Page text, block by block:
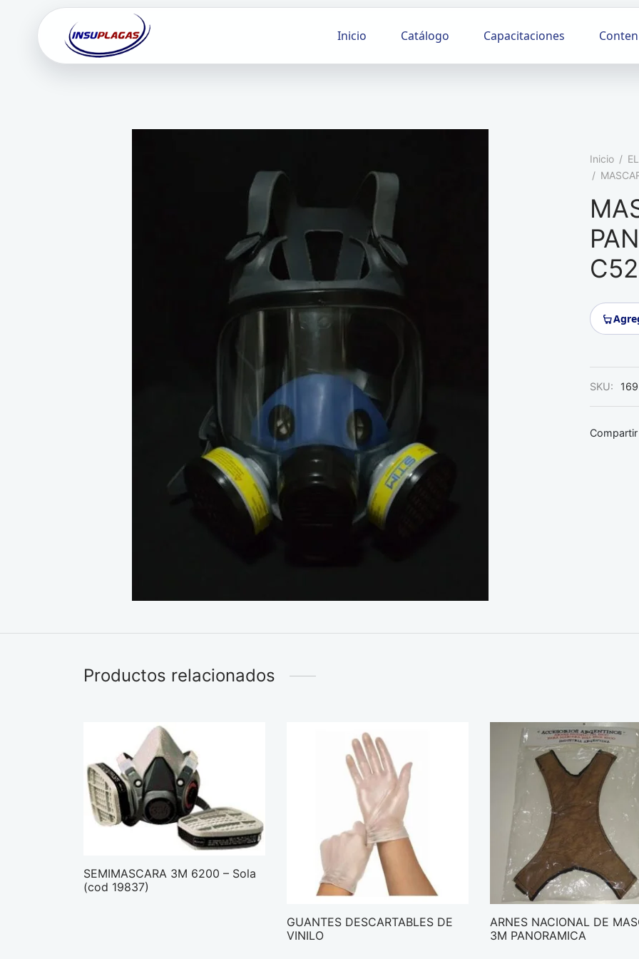
Inicio Catálogo Capacitaciones
Inicio /
/
SKU: 169
Compartir
Productos relacionados
SEMIMASCARA 3M 6200 – Sola
(cod 19837)
GUANTES DESCARTABLES DE
VINILO
ARNES NACIONAL DE
3M PANORAMICA